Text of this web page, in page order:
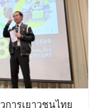
การเยาวชนไทย